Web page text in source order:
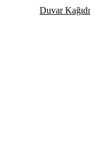
Duvar Kağıdı